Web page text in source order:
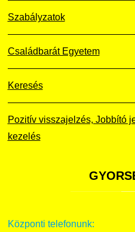
Szabályzatok
Családbarát Egyetem
Keresés
Pozitív visszajelzés, Jobbító
kezelés
Központi telefonunk: